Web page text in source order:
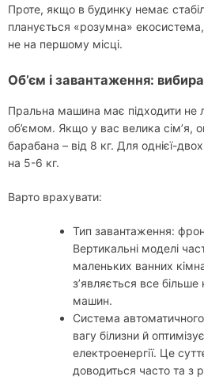
Проте, якщо в будинку немає
планується «розумна»
не на першому місці.
Об’єм і завантаження:
Пральна машина має підходити не
об’ємом. Якщо у вас велика сім’я,
барабана – від 8 кг. Для однієї-
на 5-6 кг.
Варто врахувати:
Тип завантаження:
Вертикальні моделі
маленьких ванних
з’являється все
машин.
Система
вагу білизни й
електроенергії. Це
доводиться часто та з